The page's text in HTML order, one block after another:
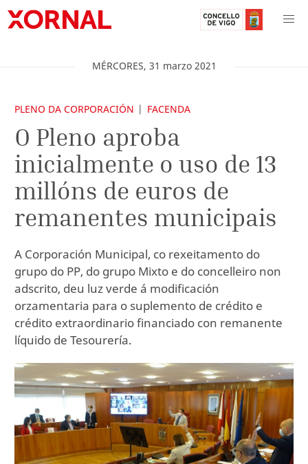
MÉRCORES, 31 marzo 2021
PLENO DA CORPORACIÓN FACENDA
O Pleno aproba
inicialmente o uso de 13
millóns de euros de
remanentes municipais
A Corporación Municipal, co rexeitamento do
grupo do PP, do grupo Mixto e do concelleiro non
adscrito, deu luz verde á modificación
orzamentaria para o suplemento de crédito e
crédito extraordinario financiado con remanente
líquido de Tesourería.